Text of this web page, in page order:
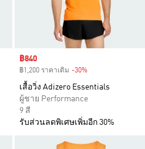
Sale price
฿840
฿1,200 ราคาเดิม -30%
เสื้อวิ่ง Adizero Essentials
ผู้ชาย Performance
9 สี
รับส่วนลดพิเศษเพิ่มอีก 30%